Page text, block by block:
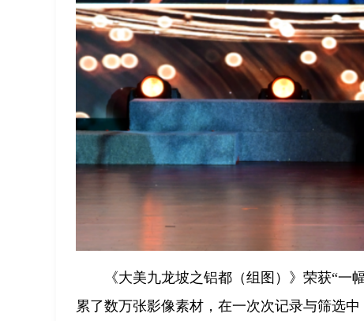
《大美九龙坡之铝都（组图）》荣获“
累了数万张影像素材，在一次次记录与筛选